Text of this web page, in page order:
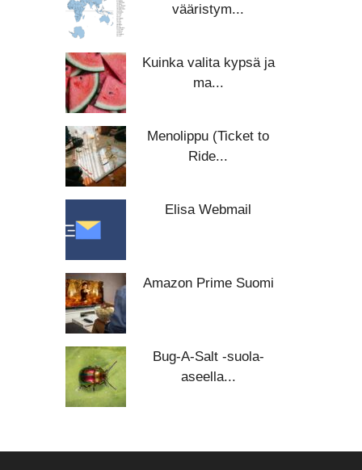
vääristym...
Kuinka valita kypsä ja
ma...
Menolippu (Ticket to
Ride...
Elisa Webmail
Amazon Prime Suomi
Bug-A-Salt -suola-
aseella...